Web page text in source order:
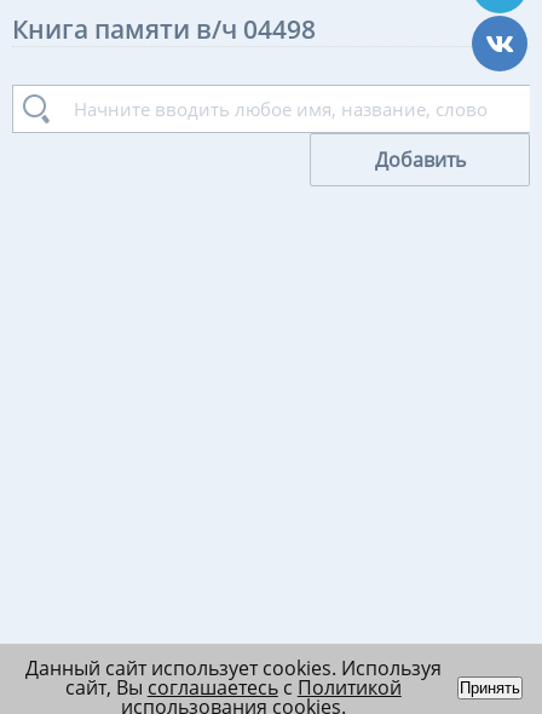
Книга памяти в/ч 04498
Добавить
Данный сайт использует cookies. Используя
сайт, Вы соглашаетесьс Политикой
использования cookies.
Принять